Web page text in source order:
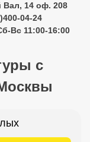
Вал, 14 оф. 208
04-24
Вс 11:00-16:00
с